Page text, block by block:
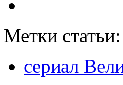
Метки статьи:
сериал